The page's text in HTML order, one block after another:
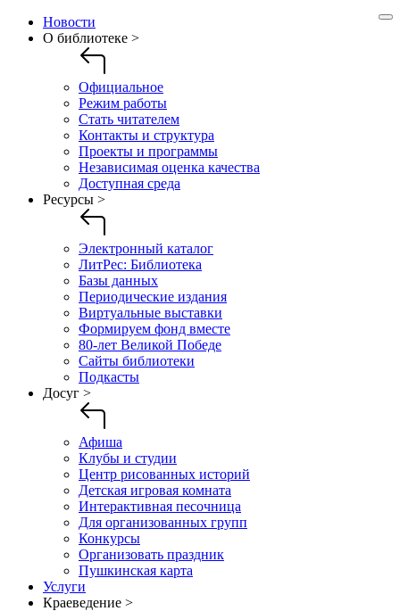
Новости
О библиотеке >
Официальное
Режим работы
Стать читателем
Контакты и структура
Проекты и программы
Независимая оценка качества
Доступная среда
Ресурсы >
Электронный каталог
ЛитРес: Библиотека
Базы данных
Периодические издания
Виртуальные выставки
Формируем фонд вместе
80-лет Великой Победе
Сайты библиотеки
Подкасты
Досуг >
Афиша
Клубы и студии
Центр рисованных историй
Детская игровая комната
Интерактивная песочница
Для организованных групп
Конкурсы
Организовать праздник
Пушкинская карта
Услуги
Краеведение >